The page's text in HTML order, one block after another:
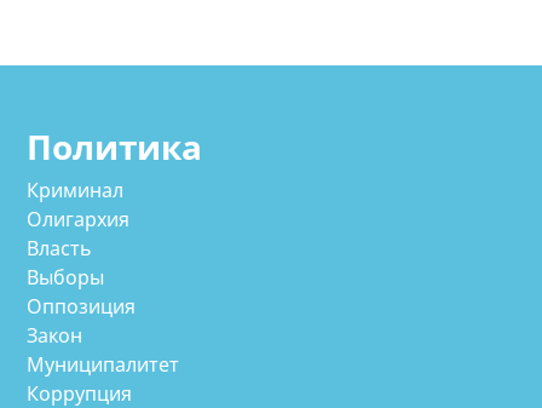
Политика
Криминал
Олигархия
Власть
Выборы
Оппозиция
Закон
Муниципалитет
Коррупция